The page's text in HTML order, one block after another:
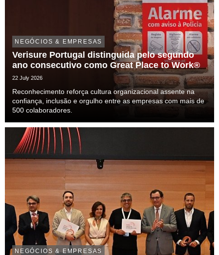
NEGÓCIOS & EMPRESAS
Verisure Portugal distinguida pelo segundo
ano consecutivo como Great Place to Work®
22 July 2026
Reconhecimento reforça cultura organizacional assente na
confiança, inclusão e orgulho entre as empresas com mais de
500 colaboradores.
NEGÓCIOS & EMPRESAS